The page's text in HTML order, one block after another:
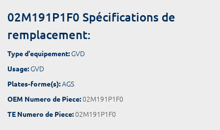
02M191P1F0 Spécifications de
remplacement:
Type d'equipement: GVD
Usage: GVD
Plates-forme(s):AGS
OEM Numero de Piece:02M191P1F0
TE Numero de Piece:02M191P1F0